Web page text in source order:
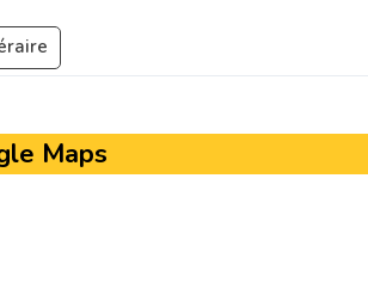
Maps